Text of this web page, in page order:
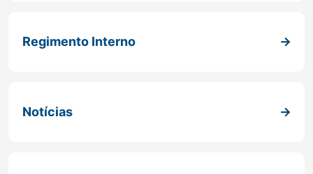
Regimento Interno
Notícias